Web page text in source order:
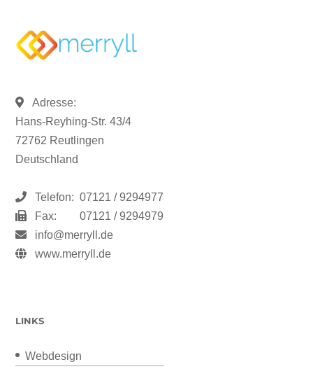
Adresse:
Hans-Reyhing-Str. 43/4
72762 Reutlingen
Deutschland
Telefon: 07121 / 9294977
Fax:
07121 / 9294979
info@merryll.de
www.merryll.de
LINKS
Webdesign